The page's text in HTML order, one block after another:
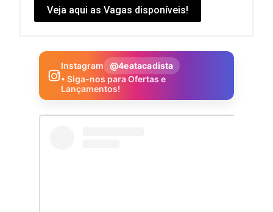
Veja aqui as Vagas disponíveis!
Instagram
@4eatacadista
• Siga-nos para Ofertas e
Lançamentos!